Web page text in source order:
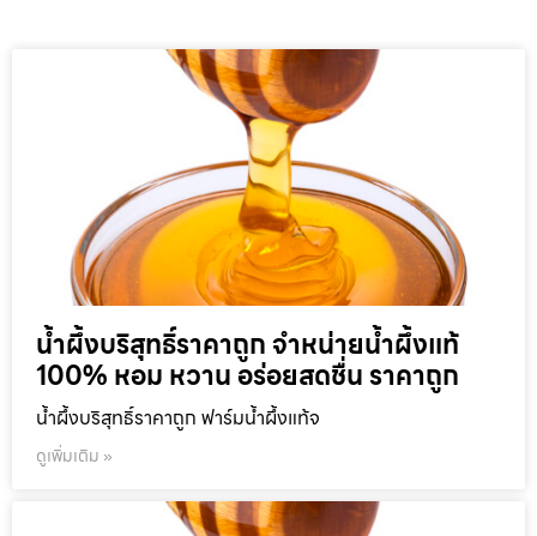
น้ำผึ้งบริสุทธิ์ราคาถูก จำหน่ายน้ำผึ้งแท้
100% หอม หวาน อร่อยสดชื่น ราคาถูก
น้ำผึ้งบริสุทธิ์ราคาถูก ฟาร์มน้ำผึ้งแท้จ
ดูเพิ่มเติม »